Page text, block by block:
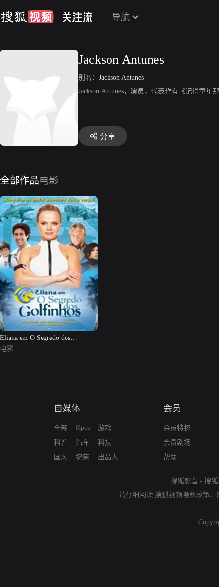
导航
Jackson Antunes
别名： Jackson Antunes
Jackson Antunes，演员，代表作有《记得童年
分享
全部作品电影
Eliana em O Segredo dos
Golfinhos
电影
自媒体
全部
科普
国风
Kpop
汽车
搞笑
游戏
科技
出品人
会员
会员特权
会员剧场
帮助
搜狐影音 - 搜
请仔细阅读 搜狐视频隐私政策、